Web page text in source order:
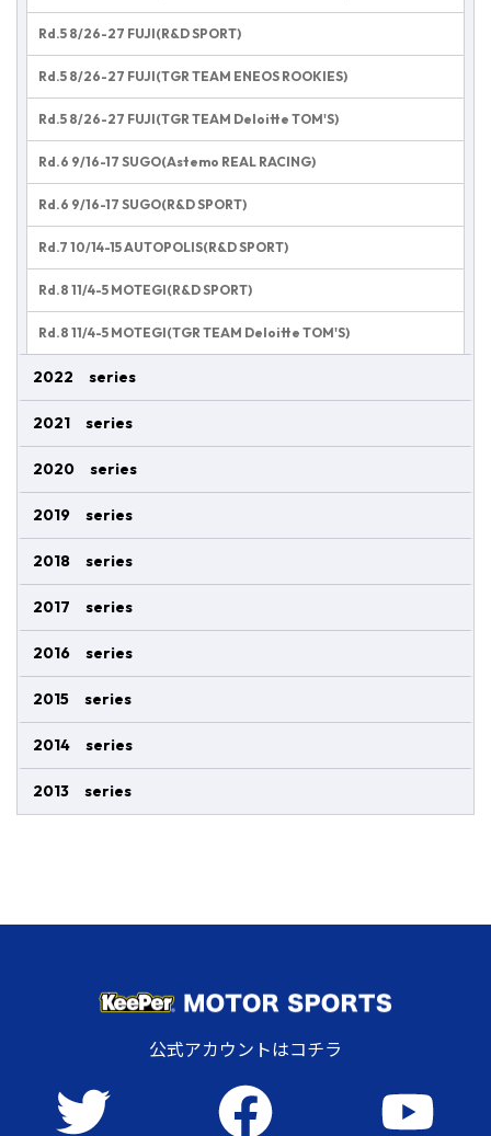
Rd.5 8/26-27 FUJI(R&D SPORT)
Rd.5 8/26-27 FUJI(TGR TEAM ENEOS ROOKIES)
Rd.5 8/26-27 FUJI(TGR TEAM Deloitte TOM'S)
Rd.6 9/16-17 SUGO(Astemo REAL RACING)
Rd.6 9/16-17 SUGO(R&D SPORT)
Rd.7 10/14-15 AUTOPOLIS(R&D SPORT)
Rd.8 11/4-5 MOTEGI(R&D SPORT)
Rd.8 11/4-5 MOTEGI(TGR TEAM Deloitte TOM'S)
2022 series
2021 series
2020 series
2019 series
2018 series
2017 series
2016 series
2015 series
2014 series
2013 series
公式アカウントはコチラ